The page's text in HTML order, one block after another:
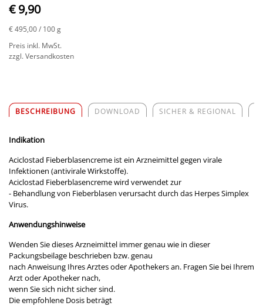
€ 9,90
€ 495,00/ 100 g
Preis inkl. MwSt.
zzgl. Versandkosten
BESCHREIBUNG DOWNLOAD SICHER & REGIONAL
Indikation
Aciclostad Fieberblasencreme ist ein Arzneimittel gegen virale
Infektionen (antivirale Wirkstoffe).
Aciclostad Fieberblasencreme wird verwendet zur
- Behandlung von Fieberblasen verursacht durch das Herpes Simplex
Virus.
Anwendungshinweise
Wenden Sie dieses Arzneimittel immer genau wie in dieser
Packungsbeilage beschrieben bzw. genau
nach Anweisung Ihres Arztes oder Apothekers an. Fragen Sie bei Ihrem
Arzt oder Apotheker nach,
wenn Sie sich nicht sicher sind.
Die empfohlene Dosis beträgt